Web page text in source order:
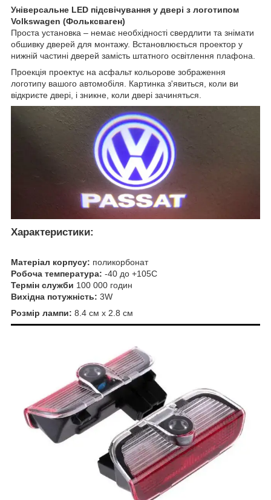
Універсальне LED підсвічування у двері з логотипом
Volkswagen (Фольксваген)
Проста установка – немає необхідності свердлити та знімати
обшивку дверей для монтажу. Встановлюється проектор у
нижній частині дверей замість штатного освітлення плафона.
Проекція проектує на асфальт кольорове зображення
логотипу вашого автомобіля. Картинка з'явиться, коли ви
відкриєте двері, і зникне, коли двері зачиняться.
Характеристики:
Матеріал корпусу: поликорбонат
Робоча температура: -40 до +105С
Термін служби 100 000 годин
Вихідна потужність: 3W
Розмір лампи: 8.4 см х 2.8 см